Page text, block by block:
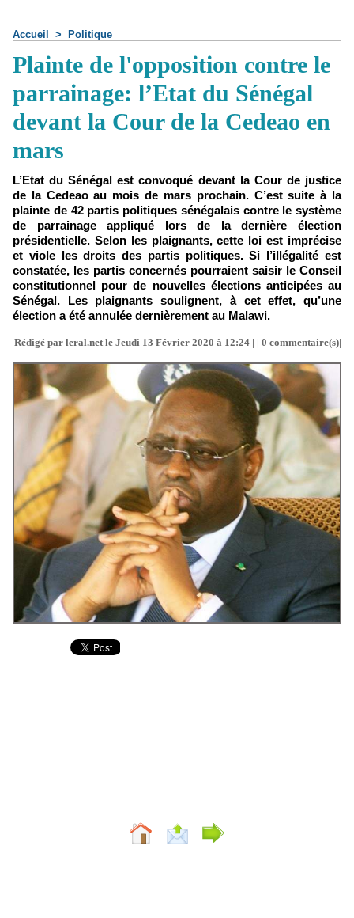
Accueil > Politique
Plainte de l'opposition contre le
parrainage: l’Etat du Sénégal
devant la Cour de la Cedeao en
mars
L’Etat du Sénégal est convoqué devant la Cour de justice
de la Cedeao au mois de mars prochain. C’est suite à la
plainte de 42 partis politiques sénégalais contre le système
de parrainage appliqué lors de la dernière élection
présidentielle. Selon les plaignants, cette loi est imprécise
et viole les droits des partis politiques. Si l’illégalité est
constatée, les partis concernés pourraient saisir le Conseil
constitutionnel pour de nouvelles élections anticipées au
Sénégal. Les plaignants soulignent, à cet effet, qu’une
élection a été annulée dernièrement au Malawi.
Rédigé par leral.net le Jeudi 13 Février 2020 à 12:24 | | 0 commentaire(s)|